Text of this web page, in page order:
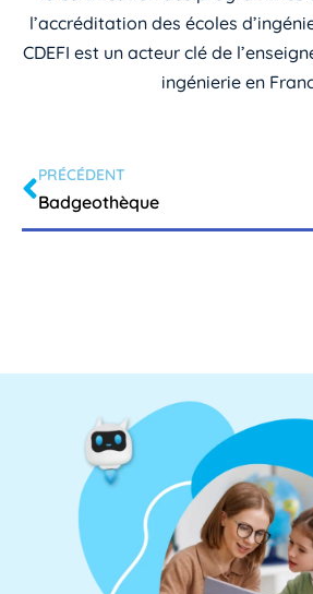
l’accréditation des écoles
CDEFI est un acteur clé de
ingénierie en
PRÉCÉDENT
Badgeothèque